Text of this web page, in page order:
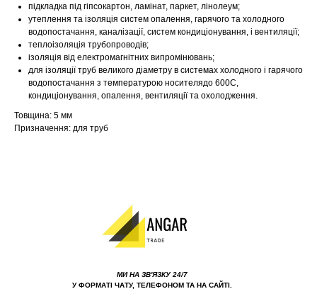
підкладка під гіпсокартон, ламінат, паркет, лінолеум;
утеплення та ізоляція систем опалення, гарячого та холодного
водопостачання, каналізації, систем кондиціонування, і вентиляції;
теплоізоляція трубопроводів;
ізоляція від електромагнітних випромінювань;
для ізоляції труб великого діаметру в системах холодного і гарячого
водопостачання з температурою носителядо 600С,
кондиціонування, опалення, вентиляції та охолодження.
Товщина: 5 мм
Призначення: для труб
МИ НА ЗВ'ЯЗКУ 24/7
У ФОРМАТІ ЧАТУ, ТЕЛЕФОНОМ ТА НА САЙТІ.